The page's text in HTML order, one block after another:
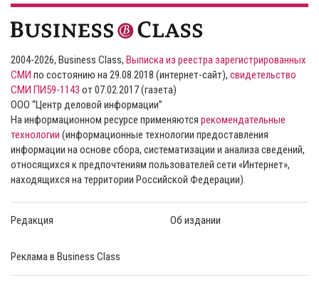
2004-2026, Business Class, Выписка из реестра зарегистрированных
СМИ по состоянию на 29.08.2018 (интернет-сайт), свидетельство
СМИ ПИ59-1143 от 07.02.2017 (газета)
ООО “Центр деловой информации”
На информационном ресурсе применяются рекомендательные
технологии (информационные технологии предоставления
информации на основе сбора, систематизации и анализа сведений,
относящихся к предпочтениям пользователей сети «Интернет»,
находящихся на территории Российской Федерации).
Редакция Об издании
Реклама в Business Class